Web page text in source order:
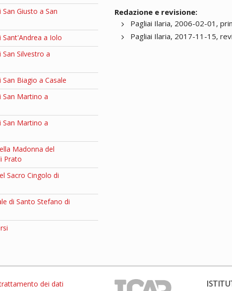
San Giusto a San
Sant'Andrea a Iolo
San Silvestro a
San Biagio a Casale
San Martino a
San Martino a
Madonna del
Prato
Sacro Cingolo di
di Santo Stefano di
Redazione e revisione:
Pagliai Ilaria, 2006-02-01,
Pagliai Ilaria, 2017-11-15,
dei dati